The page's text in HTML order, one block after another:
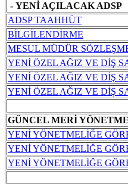
- YENİ AÇILACAK ADSP
ADSP TAAHHÜT
BİLGİLENDİRME
MESUL MÜDÜR
YENİ ÖZEL AĞIZ VE DİŞ
YENİ ÖZEL AĞIZ VE DİŞ
YENİ ÖZEL AĞIZ VE DİŞ
GÜNCEL MERİ
YENİ YÖNETMELİĞE
YENİ YÖNETMELİĞE
YENİ YÖNETMELİĞE